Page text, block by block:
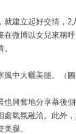
建立起好交情，2
微博以女兒來稱
中大曬美腿。（圖
興奮地分享幕後
氣氛融洽。此外
腿。